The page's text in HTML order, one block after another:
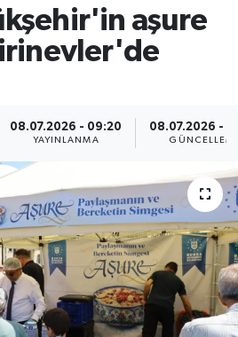
aşure
08.07.2026 - 09:20
YAYINLANMA
08.07.2026 -
ve Fikstür